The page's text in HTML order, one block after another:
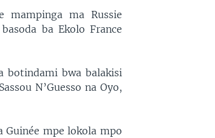
mampinga ma Russie
ba Ekolo France
botindami bwa balakisi
N’Guesso na Oyo,
Guinée mpe lokola mpo